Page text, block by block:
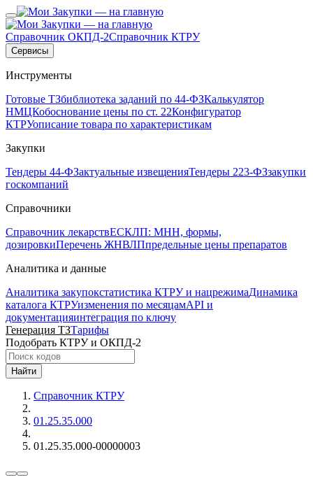
Справочник ОКПД-2Справочник КТРУ
Сервисы
Инструменты
Готовые ТЗбиблиотека заданий по 44-ФЗКалькулятор
НМЦКобоснование цены по ст. 22Конфигуратор
КТРУописание товара по характеристикам
Закупки
Тендеры 44-ФЗактуальные извещенияТендеры 223-ФЗзакупки
госкомпаний
Справочники
Справочник лекарствЕСКЛП: МНН, формы,
дозировкиПеречень ЖНВЛПпредельные цены препаратов
Аналитика и данные
Аналитика закупокстатистика КТРУ и нацрежимаДинамика
каталога КТРУизменения по месяцамAPI и
документацияинтеграция по ключу
Генерация ТЗТарифы
Подобрать КТРУ и ОКПД-2
Найти
Справочник КТРУ
01.25.35.000
01.25.35.000-00000003